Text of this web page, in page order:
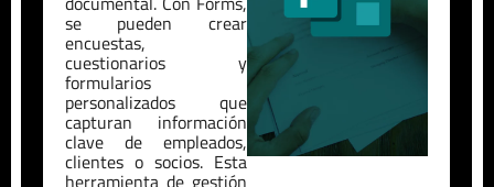
se pueden crear
encuestas,
cuestionarios y
formularios
personalizados que
capturan información
clave de empleados,
clientes o socios. Esta
herramienta de gestión